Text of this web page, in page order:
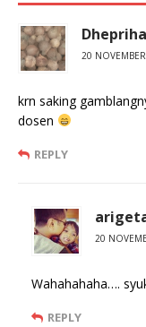
20
krn saking
dosen
REPLY
20
Wahahahaha….
REPLY